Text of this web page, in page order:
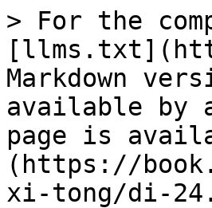
> For the
Markdown
available by
page is
(https://
xi-tong/di-